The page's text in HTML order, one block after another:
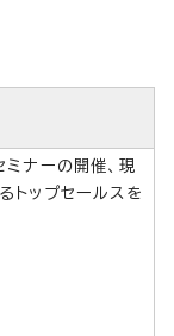
ナーの開催、現
トップセールスを